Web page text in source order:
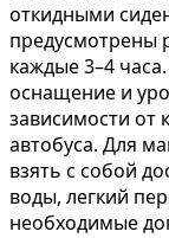
откидными
предусмотрены
каждые 3–4
оснащение и
зависимости от
автобуса. Для
взять с собой
воды, легкий
необходимые